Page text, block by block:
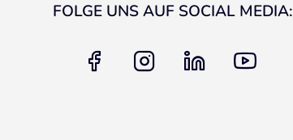
FOLGE UNS AUF SOCIAL MEDIA:
facebook instagram